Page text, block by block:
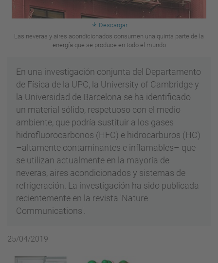
Descargar
Las neveras y aires acondicionados consumen una quinta parte de la
energía que se produce en todo el mundo
En una investigación conjunta del Departamento
de Física de la UPC, la University of Cambridge y
la Universidad de Barcelona se ha identificado
un material sólido, respetuoso con el medio
ambiente, que podría sustituir a los gases
hidrofluorocarbonos (HFC) e hidrocarburos (HC)
–altamente contaminantes e inflamables– que
se utilizan actualmente en la mayoría de
neveras, aires acondicionados y sistemas de
refrigeración. La investigación ha sido publicada
recientemente en la revista 'Nature
Communications'.
25/04/2019